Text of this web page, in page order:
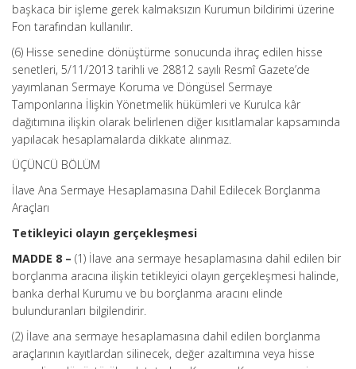
başkaca bir işleme gerek kalmaksızın Kurumun bildirimi üzerine
Fon tarafından kullanılır.
(6) Hisse senedine dönüştürme sonucunda ihraç edilen hisse
senetleri, 5/11/2013 tarihli ve 28812 sayılı Resmî Gazete’de
yayımlanan Sermaye Koruma ve Döngüsel Sermaye
Tamponlarına İlişkin Yönetmelik hükümleri ve Kurulca kâr
dağıtımına ilişkin olarak belirlenen diğer kısıtlamalar kapsamında
yapılacak hesaplamalarda dikkate alınmaz.
ÜÇÜNCÜ BÖLÜM
İlave Ana Sermaye Hesaplamasına Dahil Edilecek Borçlanma
Araçları
Tetikleyici olayın gerçekleşmesi
MADDE 8 – (1) İlave ana sermaye hesaplamasına dahil edilen bir
borçlanma aracına ilişkin tetikleyici olayın gerçekleşmesi halinde,
banka derhal Kurumu ve bu borçlanma aracını elinde
bulunduranları bilgilendirir.
(2) İlave ana sermaye hesaplamasına dahil edilen borçlanma
araçlarının kayıtlardan silinecek, değer azaltımına veya hisse